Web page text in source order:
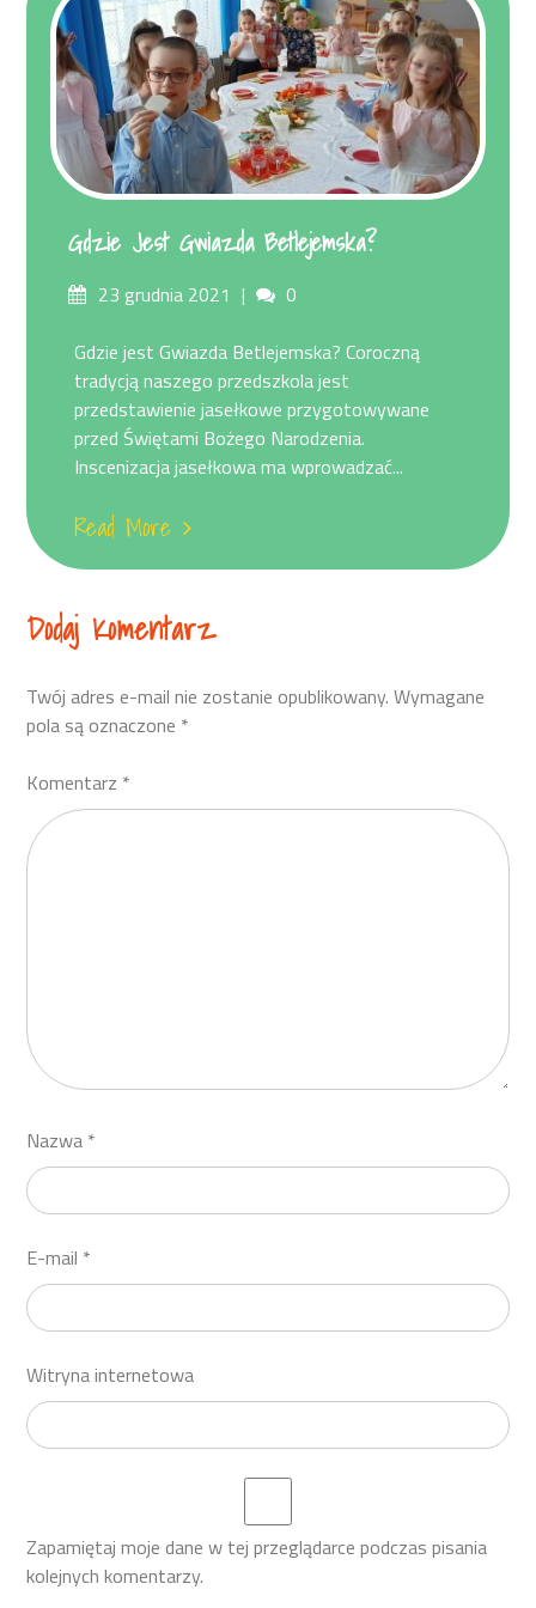
Gdzie Jest Gwiazda Betlejemska?
Posted23 grudnia 2021 Comments
0
Gdzie jest Gwiazda Betlejemska? Coroczną
tradycją naszego przedszkola jest
przedstawienie jasełkowe przygotowywane
przed Świętami Bożego Narodzenia.
Inscenizacja jasełkowa ma wprowadzać...
Read More
Dodaj Komentarz
Twój adres e-mail nie zostanie opublikowany. Wymagane
pola są oznaczone *
Komentarz *
Nazwa *
E-mail *
Witryna internetowa
Zapamiętaj moje dane w tej przeglądarce podczas pisania
kolejnych komentarzy.